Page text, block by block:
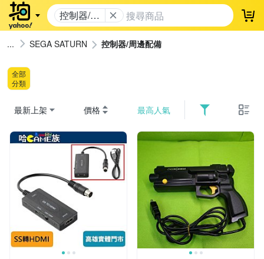
控制器/周
邊配備
登
SEGA SATURN 控制器/周邊配備
全部
分類
最新上架 價格 最高人氣